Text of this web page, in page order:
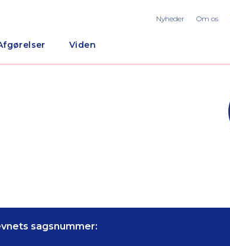
Viden
Nyheder Om os
sagsnummer: